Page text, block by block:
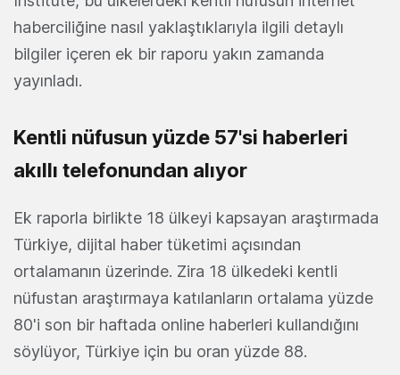
haberciliğine nasıl yaklaştıklarıyla ilgili detaylı
bilgiler içeren ek bir raporu yakın zamanda
yayınladı.
Kentli nüfusun yüzde 57'si haberleri
akıllı telefonundan alıyor
Ek raporla birlikte 18 ülkeyi kapsayan araştırmada
Türkiye, dijital haber tüketimi açısından
ortalamanın üzerinde. Zira 18 ülkedeki kentli
nüfustan araştırmaya katılanların ortalama yüzde
80'i son bir haftada online haberleri kullandığını
söylüyor, Türkiye için bu oran yüzde 88.